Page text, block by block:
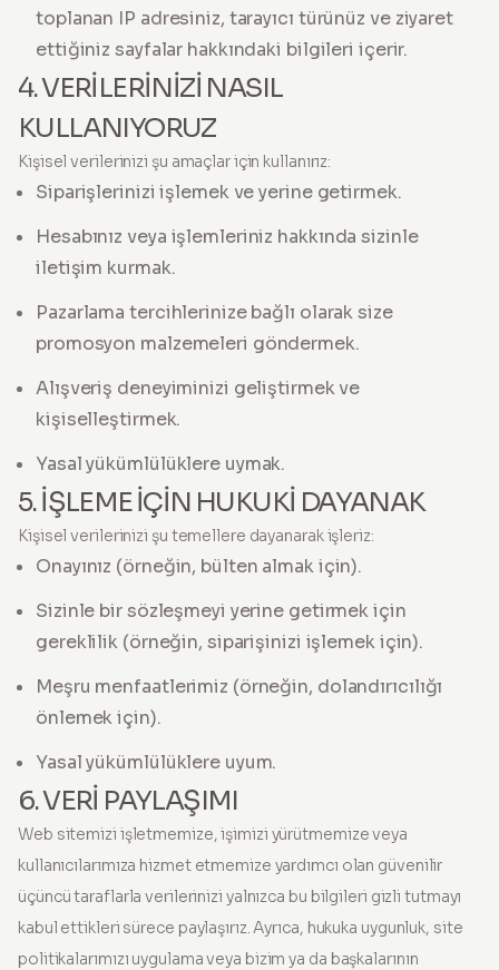
toplanan IP adresiniz, tarayıcı türünüz ve ziyaret
ettiğiniz sayfalar hakkındaki bilgileri içerir.
4. VERİLERİNİZİ NASIL
KULLANIYORUZ
Kişisel verilerinizi şu amaçlar için kullanırız:
Siparişlerinizi işlemek ve yerine getirmek.
Hesabınız veya işlemleriniz hakkında sizinle
iletişim kurmak.
Pazarlama tercihlerinize bağlı olarak size
promosyon malzemeleri göndermek.
Alışveriş deneyiminizi geliştirmek ve
kişiselleştirmek.
Yasal yükümlülüklere uymak.
5. İŞLEME İÇİN HUKUKİ DAYANAK
Kişisel verilerinizi şu temellere dayanarak işleriz:
Onayınız (örneğin, bülten almak için).
Sizinle bir sözleşmeyi yerine getirmek için
gereklilik (örneğin, siparişinizi işlemek için).
Meşru menfaatlerimiz (örneğin, dolandırıcılığı
önlemek için).
Yasal yükümlülüklere uyum.
6. VERİ PAYLAŞIMI
Web sitemizi işletmemize, işimizi yürütmemize veya
kullanıcılarımıza hizmet etmemize yardımcı olan güvenilir
üçüncü taraflarla verilerinizi yalnızca bu bilgileri gizli tutmayı
kabul ettikleri sürece paylaşırız. Ayrıca, hukuka uygunluk, site
politikalarımızı uygulama veya bizim ya da başkalarının